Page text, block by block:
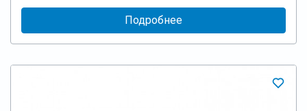
Подробнее